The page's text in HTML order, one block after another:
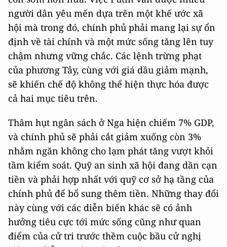
người dân yêu mến dựa trên một khế ước xã
hội mà trong đó, chính phủ phải mang lại sự ổn
định về tài chính và một mức sống tăng lên tuy
chậm nhưng vững chắc. Các lệnh trừng phạt
của phương Tây, cùng với giá dầu giảm mạnh,
sẽ khiến chế độ không thể hiện thực hóa được
cả hai mục tiêu trên.
Thâm hụt ngân sách ở Nga hiện chiếm 7% GDP,
và chính phủ sẽ phải cắt giảm xuống còn 3%
nhằm ngăn không cho lạm phát tăng vượt khỏi
tầm kiểm soát. Quỹ an sinh xã hội đang dần cạn
tiền và phải hợp nhất với quỹ cơ sở hạ tầng của
chính phủ để bổ sung thêm tiền. Những thay đổi
này cùng với các diễn biến khác sẽ có ảnh
hưởng tiêu cực tới mức sống cũng như quan
điểm của cử tri trước thềm cuộc bầu cử nghị